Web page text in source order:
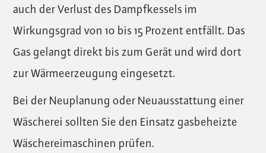
auch der Verlust des Dampfkessels im
Wirkungsgrad von 10 bis 15 Prozent entfällt. Das
Gas gelangt direkt bis zum Gerät und wird dort
zur Wärmeerzeugung eingesetzt.
Bei der Neuplanung oder Neuausstattung einer
Wäscherei sollten Sie den Einsatz gasbeheizte
Wäschereimaschinen prüfen.